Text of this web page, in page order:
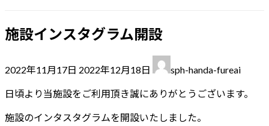
プ
動
施設インスタグラム開設
2022年11月17日
終
更
日
2022年12月18日 sph-handa-fureai
日頃より当施設をご利用頂き誠にありがとうございます。
施設のインタスタグラムを開設いたしました。